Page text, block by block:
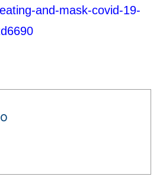
and-mask-covid-19-